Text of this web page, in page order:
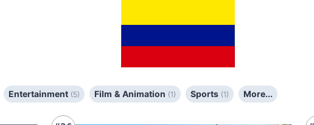
Entertainment (5) Film & Animation (1) Sports (1) More...